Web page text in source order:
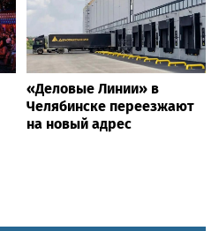
«Деловые Линии» в
Челябинске переезжают
на новый адрес